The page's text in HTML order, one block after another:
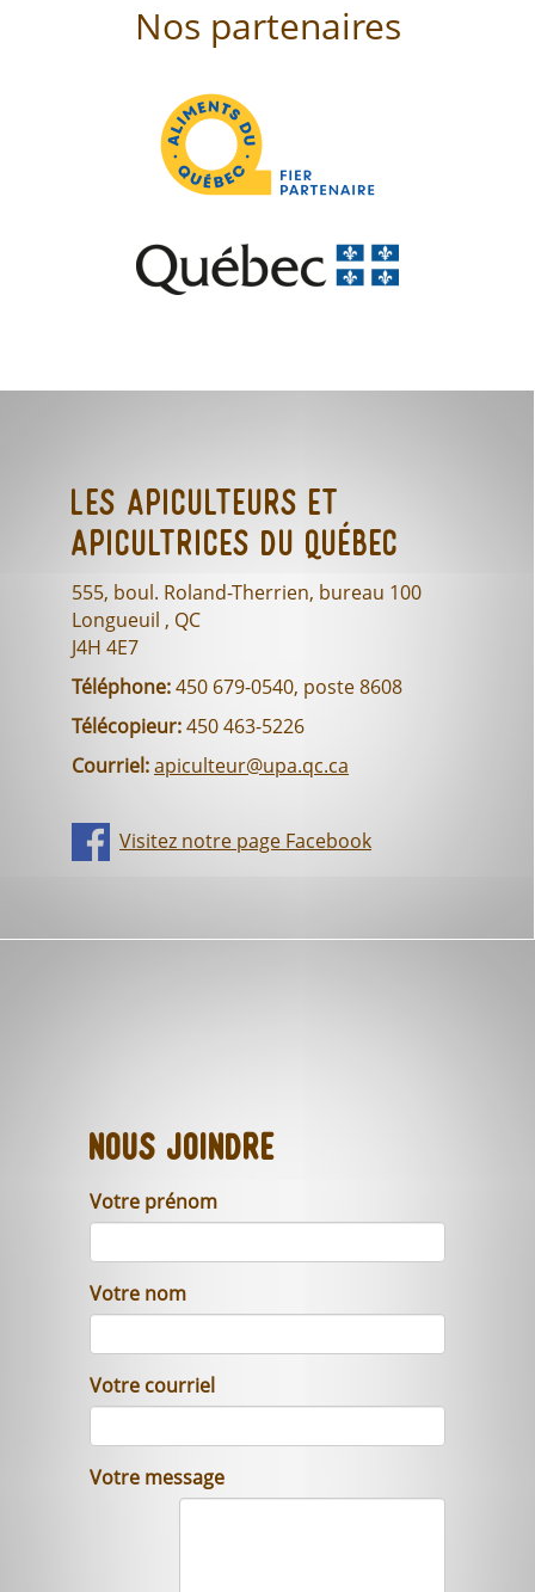
Nos partenaires
Les Apiculteurs et
Apicultrices du Québec
555, boul. Roland-Therrien, bureau 100
Longueuil , QC
J4H 4E7
Téléphone:450 679-0540, poste 8608
Télécopieur:450 463-5226
Courriel:apiculteur@upa.qc.ca
Visitez notre page Facebook
Nous joindre
Votre prénom
Votre nom
Votre courriel
Votre message